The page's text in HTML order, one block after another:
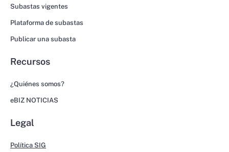
Subastas vigentes
Plataforma de subastas
Publicar una subasta
Recursos
¿Quiénes somos?
eBIZ NOTICIAS
Legal
Política SIG